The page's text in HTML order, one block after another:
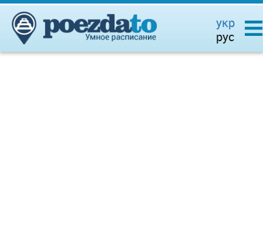
укр
рус